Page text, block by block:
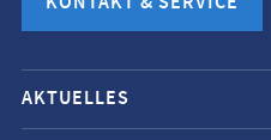
Mobile-
Service-
AKTUELLES